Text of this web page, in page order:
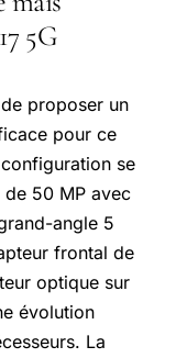
5G
proposer un
pour ce
se
de 50 MP avec
angle 5
frontal de
optique sur
évolution
La